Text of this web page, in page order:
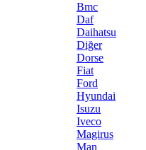
Bmc
Daf
Daihatsu
Diğer
Dorse
Fiat
Ford
Hyundai
Isuzu
Iveco
Magirus
Man